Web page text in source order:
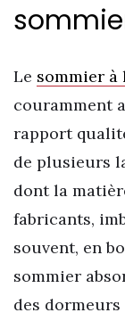
Le sommier à
couramment
rapport
de plusieurs
dont la
fabricants,
souvent, en
sommier
des